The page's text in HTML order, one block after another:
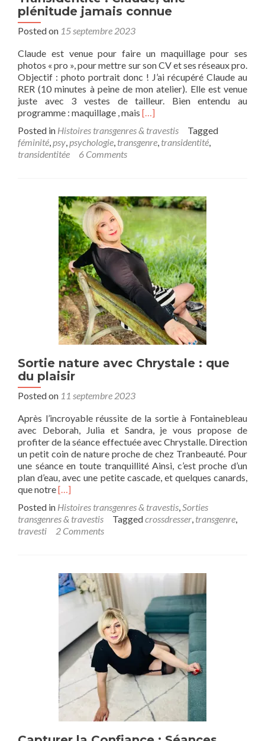
plénitude jamais connue
Posted on 15 septembre 2023
Claude est venue pour faire un maquillage pour ses
photos « pro », pour mettre sur son CV et ses réseaux pro.
Objectif : photo portrait donc ! J’ai récupéré Claude au
RER (10 minutes à peine de mon atelier). Elle est venue
juste avec 3 vestes de tailleur. Bien entendu au
programme : maquillage , mais Read
about
Transidentité
plénitude
jamais
connue
[…]
Posted in Histoires transgenres & travestis
Tagged
féminité,psy,psychologie, transgenre, transidentité,
transidentitée
6 Comments
Sortie nature avec Chrystale : que
du plaisir
Posted on 11 septembre 2023
Après l’incroyable réussite de la sortie à Fontainebleau
avec Deborah, Julia et Sandra, je vous propose de
profiter de la séance effectuée avec Chrystalle. Direction
un petit coin de nature proche de chez Tranbeauté. Pour
une séance en toute tranquillité Ainsi, c’est proche d’un
plan d’eau, avec une petite cascade, et quelques canards,
que notreRead
about
Sortie
nature
:
que
du
[…]
Posted in Histoires transgenres & travestis,Sorties
transgenres & travestis
Taggedcrossdresser, transgenre,
travesti
2 Comments